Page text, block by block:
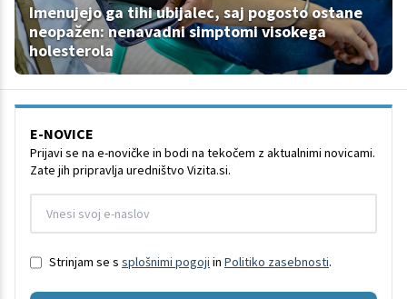
Imenujejo ga tihi ubijalec, saj pogosto ostane
neopažen: nenavadni simptomi visokega
holesterola
E-NOVICE
Prijavi se na e-novičke in bodi na tekočem z aktualnimi novicami.
Zate jih pripravlja uredništvo Vizita.si.
Strinjam se s splošnimi pogoji in Politiko zasebnosti.